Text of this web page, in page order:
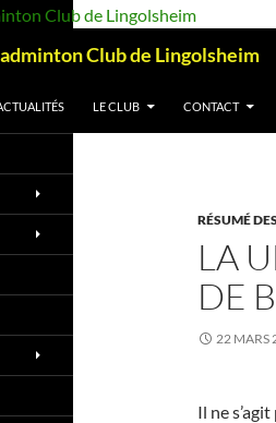
Club de Lingolsheim
LE CLUB CONTACT
RÉSUMÉ
LA
DE
22 MARS
Il ne